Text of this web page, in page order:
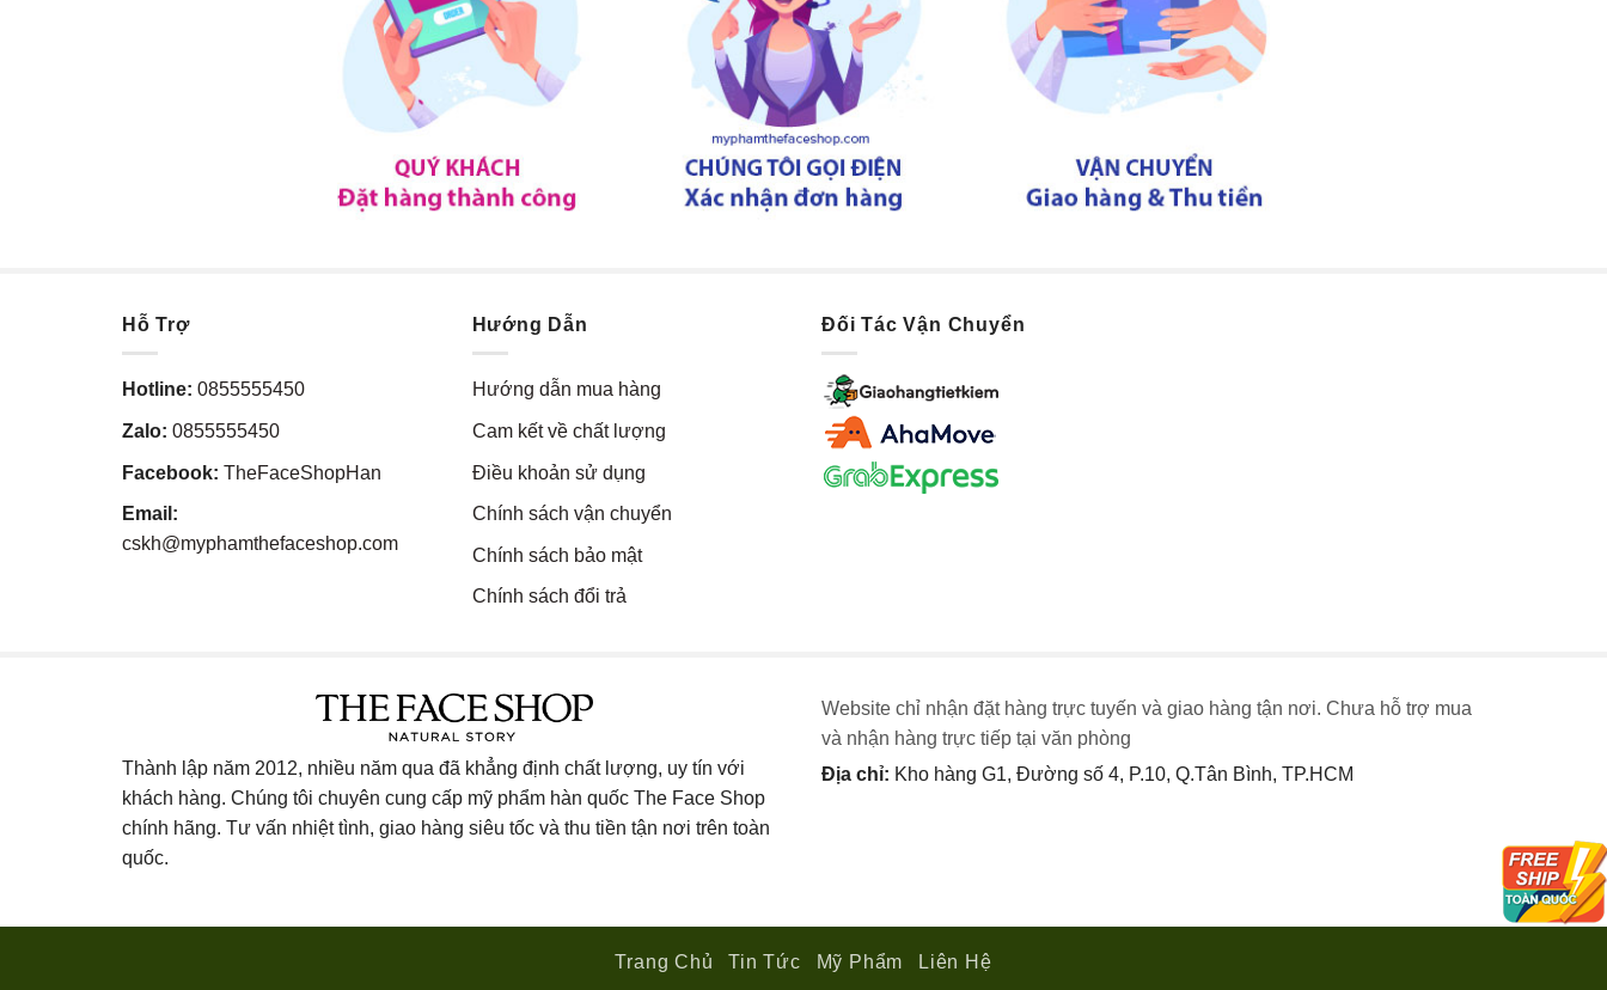
Hỗ Trợ
Hotline: 0855555450
Zalo: 0855555450
Facebook: TheFaceShopHan
Email:
cskh@myphamthefaceshop.com
Hướng Dẫn
Hướng dẫn mua hàng
Cam kết về chất lượng
Điều khoản sử dụng
Chính sách vận chuyển
Chính sách bảo mật
Chính sách đổi trả
Đối Tác Vận Chuyển
Thành lập năm 2012, nhiều năm qua đã khẳng định chất lượng, uy tín với
khách hàng. Chúng tôi chuyên cung cấp mỹ phẩm hàn quốc The Face Shop
chính hãng. Tư vấn nhiệt tình, giao hàng siêu tốc và thu tiền tận nơi trên toàn
quốc.
Website chỉ nhận đặt hàng trực tuyến và giao hàng tận nơi. Chưa hỗ trợ mua
và nhận hàng trực tiếp tại văn phòng
Địa chỉ: Kho hàng G1, Đường số 4, P.10, Q.Tân Bình, TP.HCM
Trang Chủ Tin Tức Mỹ Phẩm
Liên Hệ